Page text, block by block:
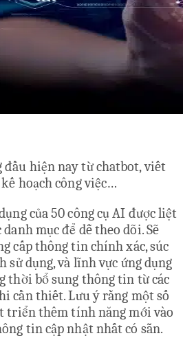
đầu hiện nay từ chatbot, viết
hoạch công việc…
của 50 công cụ AI được liệt
mục để dễ theo dõi. Sẽ
cấp thông tin chính xác, súc
sử dụng, và lĩnh vực ứng dụng
thời bổ sung thông tin từ các
cần thiết. Lưu ý rằng một số
triển thêm tính năng mới vào
tin cập nhật nhất có sẵn.